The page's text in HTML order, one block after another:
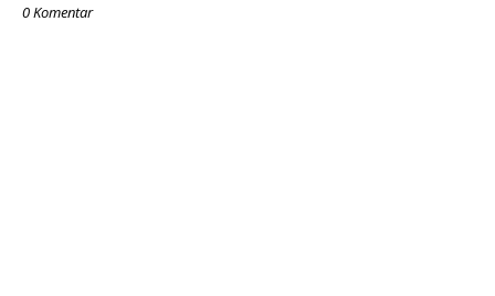
0 Komentar